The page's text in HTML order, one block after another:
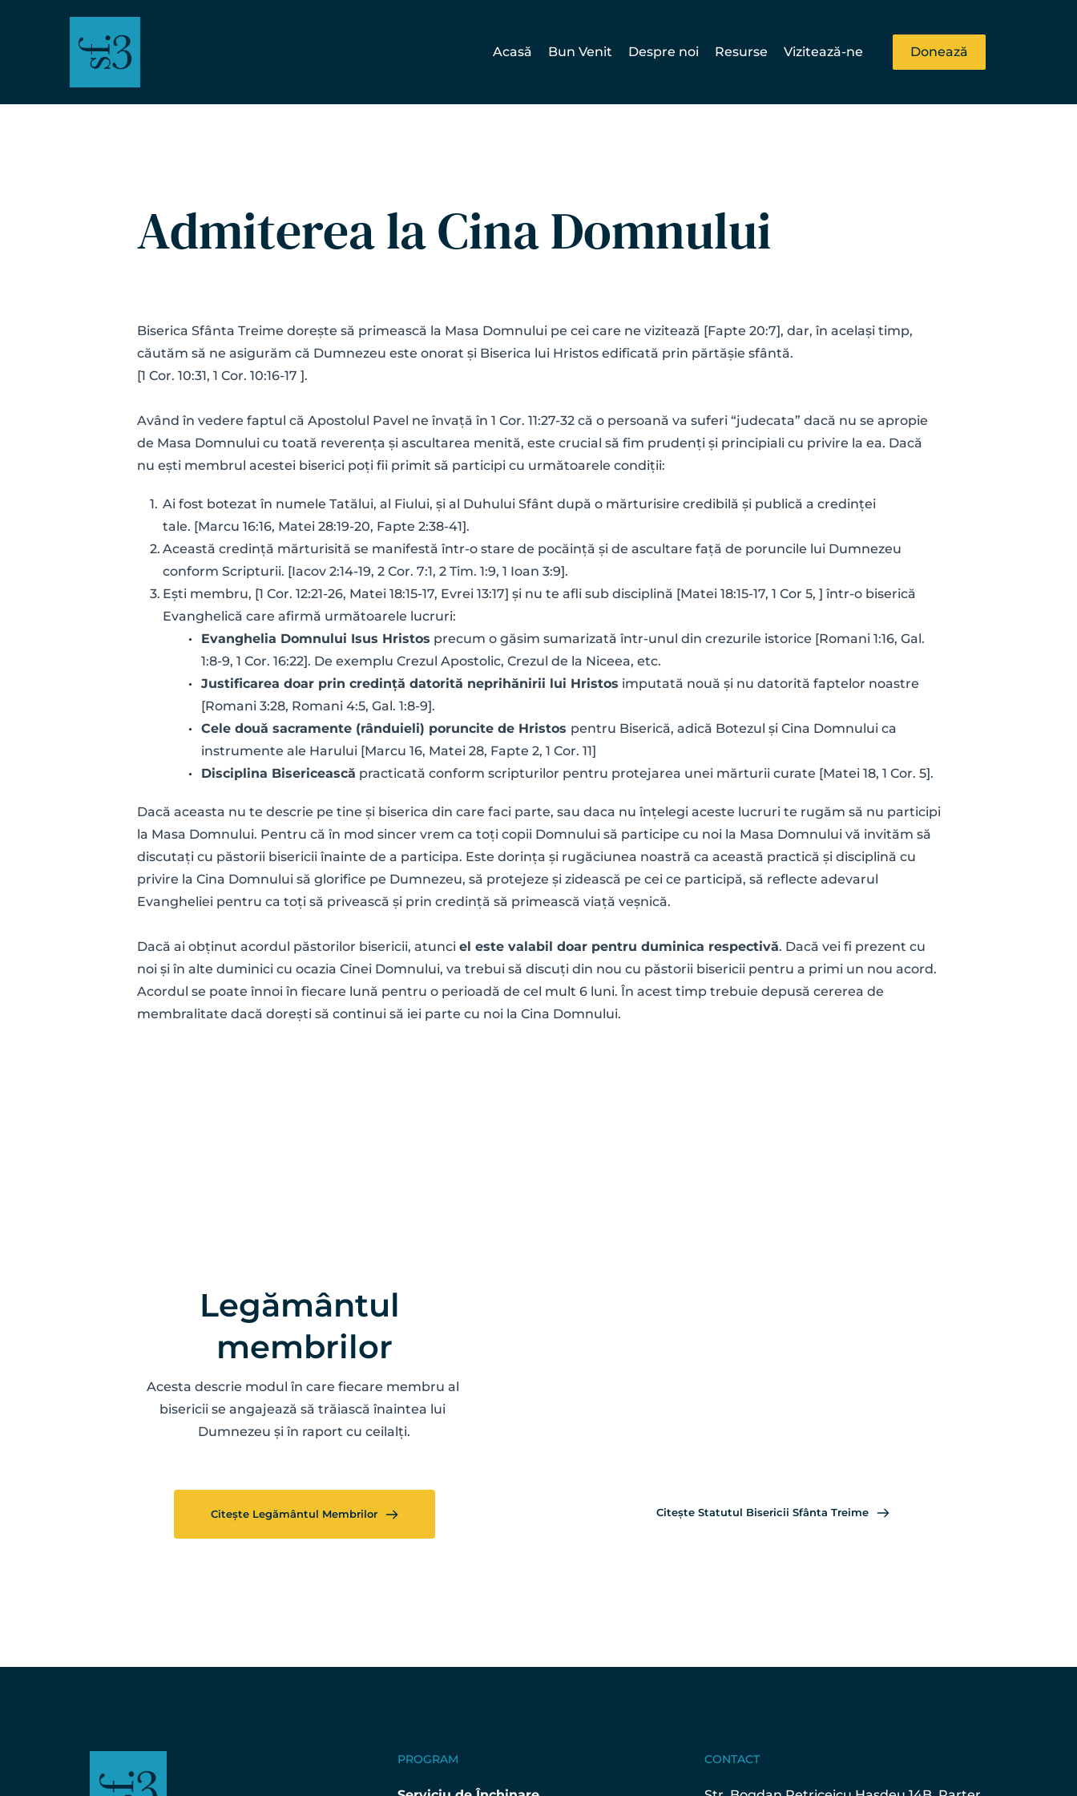
Acasă Bun Venit Despre noi Resurse Vizitează-ne Donează
Admiterea la Cina Domnului
Biserica Sfânta Treime dorește să primească la Masa Domnului pe cei care ne vizitează [Fapte 20:7], dar, în același timp,
căutăm să ne asigurăm că Dumnezeu este onorat și Biserica lui Hristos edificată prin părtășie sfântă.
[1 Cor. 10:31, 1 Cor. 10:16-17 ].
Având în vedere faptul că Apostolul Pavel ne învață în 1 Cor. 11:27-32 că o persoană va suferi “judecata” dacă nu se apropie
de Masa Domnului cu toată reverența și ascultarea menită, este crucial să fim prudenți și principiali cu privire la ea. Dacă
nu ești membrul acestei biserici poți fii primit să participi cu următoarele condiții:
Ai fost botezat în numele Tatălui, al Fiului, și al Duhului Sfânt după o mărturisire credibilă și publică a credinței
tale. [Marcu 16:16, Matei 28:19-20, Fapte 2:38-41].
Această credință mărturisită se manifestă într-o stare de pocăință și de ascultare față de poruncile lui Dumnezeu
conform Scripturii. [Iacov 2:14-19, 2 Cor. 7:1, 2 Tim. 1:9, 1 Ioan 3:9].
Ești membru, [1 Cor. 12:21-26, Matei 18:15-17, Evrei 13:17] și nu te afli sub disciplină [Matei 18:15-17, 1 Cor 5, ] într-o biserică
Evanghelică care afirmă următoarele lucruri:
Evanghelia Domnului Isus Hristos precum o găsim sumarizată într-unul din crezurile istorice [Romani 1:16, Gal.
1:8-9, 1 Cor. 16:22]. De exemplu Crezul Apostolic, Crezul de la Niceea, etc.
Justificarea doar prin credință datorită neprihănirii lui Hristos imputată nouă și nu datorită faptelor noastre
[Romani 3:28, Romani 4:5, Gal. 1:8-9].
Cele două sacramente (rânduieli) poruncite de Hristos pentru Biserică, adică Botezul și Cina Domnului ca
instrumente ale Harului [Marcu 16, Matei 28, Fapte 2, 1 Cor. 11]
Disciplina Bisericească practicată conform scripturilor pentru protejarea unei mărturii curate [Matei 18, 1 Cor. 5].
Dacă aceasta nu te descrie pe tine și biserica din care faci parte, sau daca nu înțelegi aceste lucruri te rugăm să nu participi
la Masa Domnului. Pentru că în mod sincer vrem ca toți copii Domnului să participe cu noi la Masa Domnului vă invităm să
discutați cu păstorii bisericii înainte de a participa. Este dorința și rugăciunea noastră ca această practică și disciplină cu
privire la Cina Domnului să glorifice pe Dumnezeu, să protejeze și zidească pe cei ce participă, să reflecte adevarul
Evangheliei pentru ca toți să privească și prin credință să primească viață veșnică.
Dacă ai obținut acordul păstorilor bisericii, atunci el este valabil doar pentru duminica respectivă. Dacă vei fi prezent cu
noi și în alte duminici cu ocazia Cinei Domnului, va trebui să discuți din nou cu păstorii bisericii pentru a primi un nou acord.
Acordul se poate înnoi în fiecare lună pentru o perioadă de cel mult 6 luni. În acest timp trebuie depusă cererea de
membralitate dacă dorești să continui să iei parte cu noi la Cina Domnului.
Legământul
membrilor
Acesta descrie modul în care fiecare membru al
bisericii se angajează să trăiască înaintea lui
Dumnezeu și în raport cu ceilalți.
Citește Legământul Membrilor Citește Statutul Bisericii Sfânta Treime
PROGRAM CONTACT